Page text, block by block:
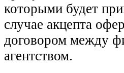
которыми будет
случае акцепта
договором между
агентством.